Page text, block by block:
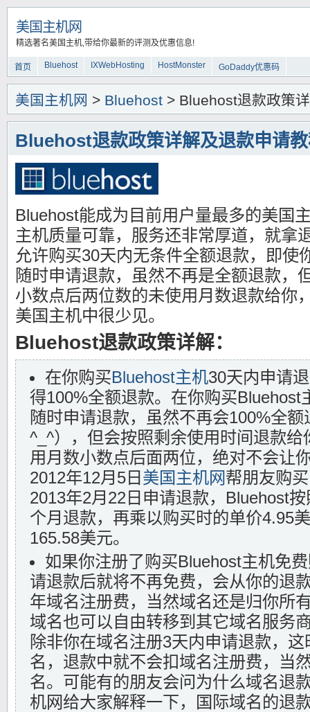
美国主机网
精选著名美国主机,带给你最新的评测及优惠信息!
首页 Bluehost IXWebHosting HostMonster GoDaddy优惠码
美国主机网 > Bluehost > Bluehost退款政策
Bluehost退款政策详解及退款申请
Bluehost能成为目前用户量最多的美国
主机质量可靠，服务还非常厚道，就拿
允许购买30天内无条件全额退款，即使
随时申请退款，虽然不再是全额退款，
小数点后两位数的未使用月数退款给你
美国主机中很少见。
Bluehost退款政策详解：
在你购买Bluehost主机30天内申请
得100%全额退款。在你购买Bluehost
随时申请退款，虽然不再会100%全
^_^），但会按照剩余使用时间退款
用月数小数点后面两位，绝对不会让
2012年12月5日 美国主机网帮朋友购
2013年2月22日申请退款，Bluehost
个月退款，再乘以购买时的单价4.95
165.58美元。
如果你注册了购买Bluehost主机免
请退款后就将不再免费，会从你的退
年域名注册费，当然域名还是归你所
域名也可以自由转移到其它域名服务
除非你在域名注册3天内申请退款，
名，退款中就不会扣域名注册费，当
名。可能有的朋友会问为什么域名退
机网给大家解释一下，国际域名的退